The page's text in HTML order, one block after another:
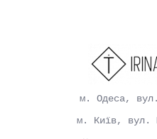
м. Одеса,
м. Київ, вул.